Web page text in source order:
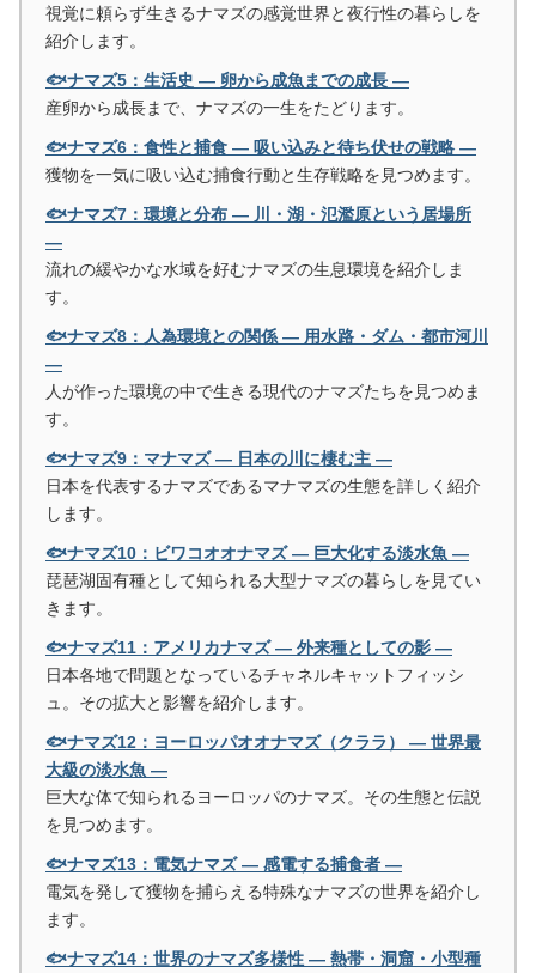
視覚に頼らず生きるナマズの感覚世界と夜行性の暮らしを
紹介します。
🐟ナマズ5：生活史 ― 卵から成魚までの成長 ―
産卵から成長まで、ナマズの一生をたどります。
🐟ナマズ6：食性と捕食 ― 吸い込みと待ち伏せの戦略 ―
獲物を一気に吸い込む捕食行動と生存戦略を見つめます。
🐟ナマズ7：環境と分布 ― 川・湖・氾濫原という居場所
―
流れの緩やかな水域を好むナマズの生息環境を紹介しま
す。
🐟ナマズ8：人為環境との関係 ― 用水路・ダム・都市河川
―
人が作った環境の中で生きる現代のナマズたちを見つめま
す。
🐟ナマズ9：マナマズ ― 日本の川に棲む主 ―
日本を代表するナマズであるマナマズの生態を詳しく紹介
します。
🐟ナマズ10：ビワコオオナマズ ― 巨大化する淡水魚 ―
琵琶湖固有種として知られる大型ナマズの暮らしを見てい
きます。
🐟ナマズ11：アメリカナマズ ― 外来種としての影 ―
日本各地で問題となっているチャネルキャットフィッシ
ュ。その拡大と影響を紹介します。
🐟ナマズ12：ヨーロッパオオナマズ（クララ） ― 世界最
大級の淡水魚 ―
巨大な体で知られるヨーロッパのナマズ。その生態と伝説
を見つめます。
🐟ナマズ13：電気ナマズ ― 感電する捕食者 ―
電気を発して獲物を捕らえる特殊なナマズの世界を紹介し
ます。
🐟ナマズ14：世界のナマズ多様性 ― 熱帯・洞窟・小型種